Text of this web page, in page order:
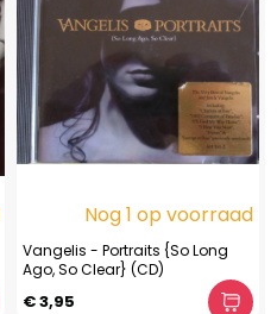
Nog 1 op voorraad
Vangelis - Portraits {So Long
Ago, So Clear} (CD)
€ 3,95